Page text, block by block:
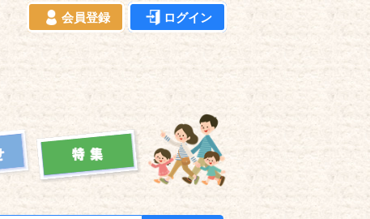
会員登録 ログイン